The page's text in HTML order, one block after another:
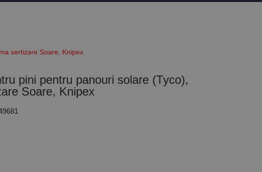
sertizare Soare, Knipex
pini pentru panouri solare (Tyco),
Soare, Knipex